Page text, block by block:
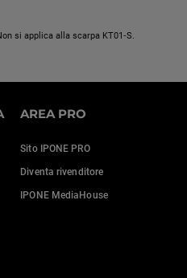
si applica alla scarpa KT01‑S.
AREA PRO
Sito IPONE PRO
Diventa rivenditore
IPONE MediaHouse